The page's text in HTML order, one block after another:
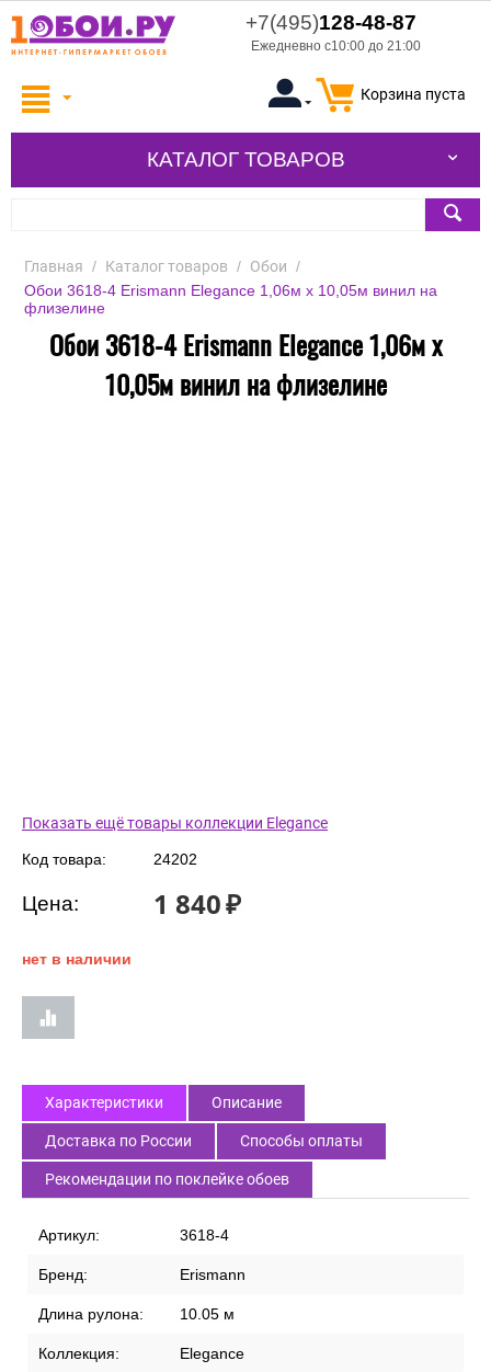
+7(495)128-48-87
Ежедневно с10:00 до 21:00
Корзина пуста
КАТАЛОГ ТОВАРОВ
Главная / Каталог товаров / Обои /
Обои 3618-4 Erismann Elegance 1,06м х 10,05м винил на
флизелине
Обои 3618-4 Erismann Elegance 1,06м х
10,05м винил на флизелине
Показать ещё товары коллекции Elegance
Код товара: 24202
Цена: 1 840₽
нет в наличии
Характеристики Описание
Доставка по России Способы оплаты
Рекомендации по поклейке обоев
Артикул: 3618-4
Бренд: Erismann
Длина рулона: 10.05 м
Коллекция: Elegance